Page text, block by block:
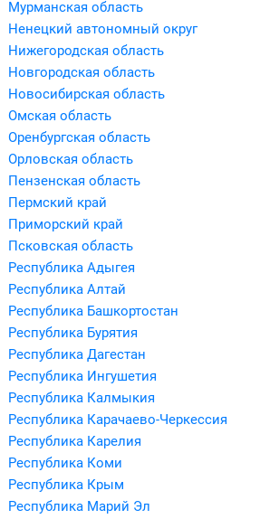
Мурманская область
Ненецкий автономный округ
Нижегородская область
Новгородская область
Новосибирская область
Омская область
Оренбургская область
Орловская область
Пензенская область
Пермский край
Приморский край
Псковская область
Республика Адыгея
Республика Алтай
Республика Башкортостан
Республика Бурятия
Республика Дагестан
Республика Ингушетия
Республика Калмыкия
Республика Карачаево-Черкессия
Республика Карелия
Республика Коми
Республика Крым
Республика Марий Эл